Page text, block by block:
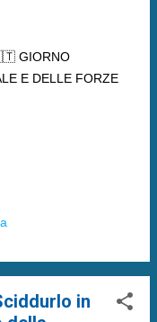
GIORNO
E DELLE FORZE
in